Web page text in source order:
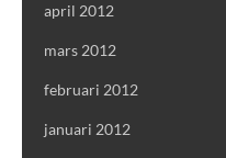
april 2012
mars 2012
februari 2012
januari 2012